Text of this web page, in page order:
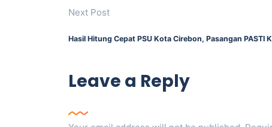
Next Post
Hasil Hitung Cepat PSU Kota Cirebon, Pasangan PASTI
Leave a Reply